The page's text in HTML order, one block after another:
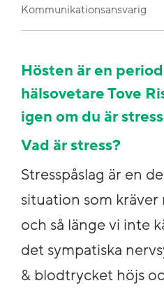
Kommunikationsansvarig
Hösten är en
hälsovetare Tove
igen om du är
Vad är stress?
Stresspåslag är en
situation som kräver
och så länge vi inte
det sympatiska
& blodtrycket höjs